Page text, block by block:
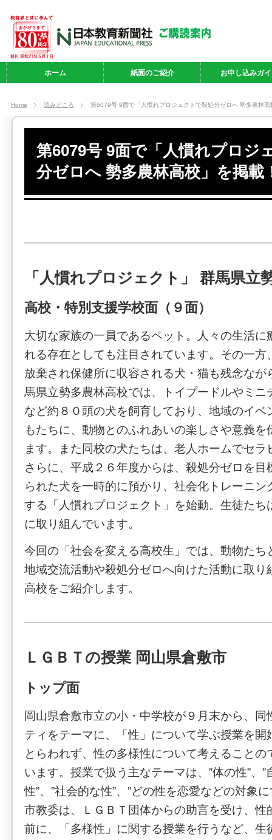
ホーム 紙面のご紹介 お申し込みガ
Home 読みどころ 第6079号 9面で「人慣れプロジェクトで殺処分ゼロへ 勢多農林高
第6079号 9面で「人慣れプロジ
分ゼロへ 勢多農林高校」を掲載
「人慣れプロジェクト」 群馬県立
高校・特別支援学校面（９面）
大切な家族の一員であるペット。人々の生活に
れる存在としても注目されています。その一方
放棄され保健所に収容される犬・猫も残念なが
馬県立勢多農林高校では、トイプードルやミニ
など約８０頭の犬を飼育しており、地域のイベ
もたちに、動物とのふれあいの楽しさや意義を
ます。また同校の犬たちは、老人ホームでセラ
さらに、平成２６年度からは、殺処分ゼロを目
られた犬を一時的に預かり、社会化トレーニン
する「人慣れプロジェクト」を始動。生徒たち
に取り組んでいます。
今回の「社会を変える高校生」では、動物たち
地域交流活動や殺処分ゼロへ向けた活動に取り
高校をご紹介します。
ＬＧＢＴの授業 岡山県倉敷市
トップ面
岡山県倉敷市立の小・中学校が９月末から、同
ティをテーマに、「性」について学ぶ授業を開
とらわれず、性の多様性について考えることの
います。授業で扱う主なテーマは、”体の性”、
性”、”社会的な性”、”どの性を恋愛などの対象
市教委は、ＬＧＢＴ団体からの助言を受け、性
前に、「多様性」に関する授業を行うなど、生